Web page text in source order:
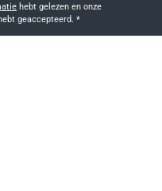
geaccepteerd. *